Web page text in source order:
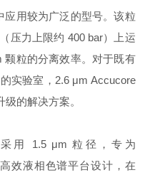
应用较为广泛的型号。该粒
压力上限约 400 bar）上运
颗粒的分离效率。对于既有
实验室，2.6 μm Accucore
的解决方案。
采用 1.5 μm 粒径，专为
效液相色谱平台设计，在